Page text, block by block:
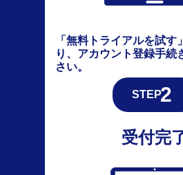
「無料トライアルを試す
り、アカウント登録手続
さい。
受付完